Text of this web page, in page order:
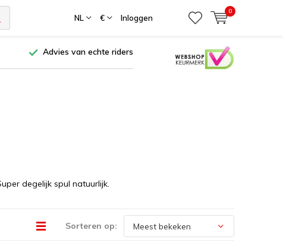
NL € Inloggen
0
Advies van echte riders
degelijk spul natuurlijk.
Sorteren op: